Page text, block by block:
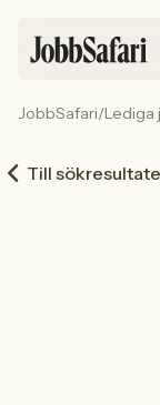
Arbetsliv och
För
Sök
JobbSafari/Lediga
Till